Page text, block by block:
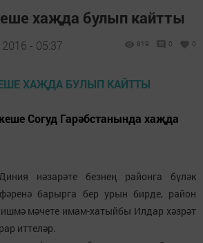
хаҗда булып кайтты
- 05:37 819 0 0
Согуд Гарәбстанында хаҗда
нәзарәте безнең районга бүләк
барырга бер урын бирде, район
мәчете имам-хатыйбы Илдар хәзрәт
иттеләр.